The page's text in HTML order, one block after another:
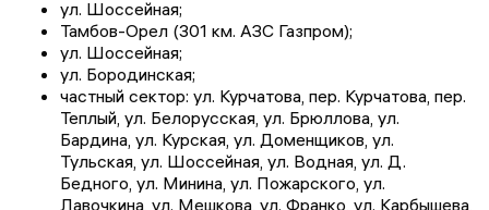
ул. Шоссейная;
Тамбов-Орел (301 км. АЗС Газпром);
ул. Шоссейная;
ул. Бородинская;
частный сектор: ул. Курчатова, пер. Курчатова, пер.
Теплый, ул. Белорусская, ул. Брюллова, ул.
Бардина, ул. Курская, ул. Доменщиков, ул.
Тульская, ул. Шоссейная, ул. Водная, ул. Д.
Бедного, ул. Минина, ул. Пожарского, ул.
Лавочкина, ул. Мешкова, ул. Франко, ул. Карбышева,